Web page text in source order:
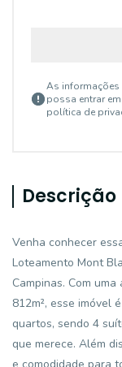
As
possa entrar
política de
Descrição
Venha conhecer
Loteamento Mont
Campinas. Com
812m², esse imóvel
quartos, sendo 4
que merece. Além